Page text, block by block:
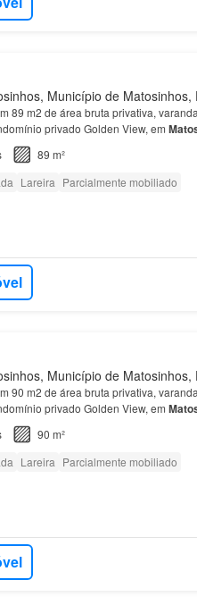
Município de Matosinhos,
89 m2 de área bruta privativa,
privado Golden View, em
interiores de 40 m2 a 129 m2.…
89 m²
Lareira Parcialmente mobiliado
Município de Matosinhos,
90 m2 de área bruta privativa,
privado Golden View, em
T0, T1,
90 m²
Lareira Parcialmente mobiliado